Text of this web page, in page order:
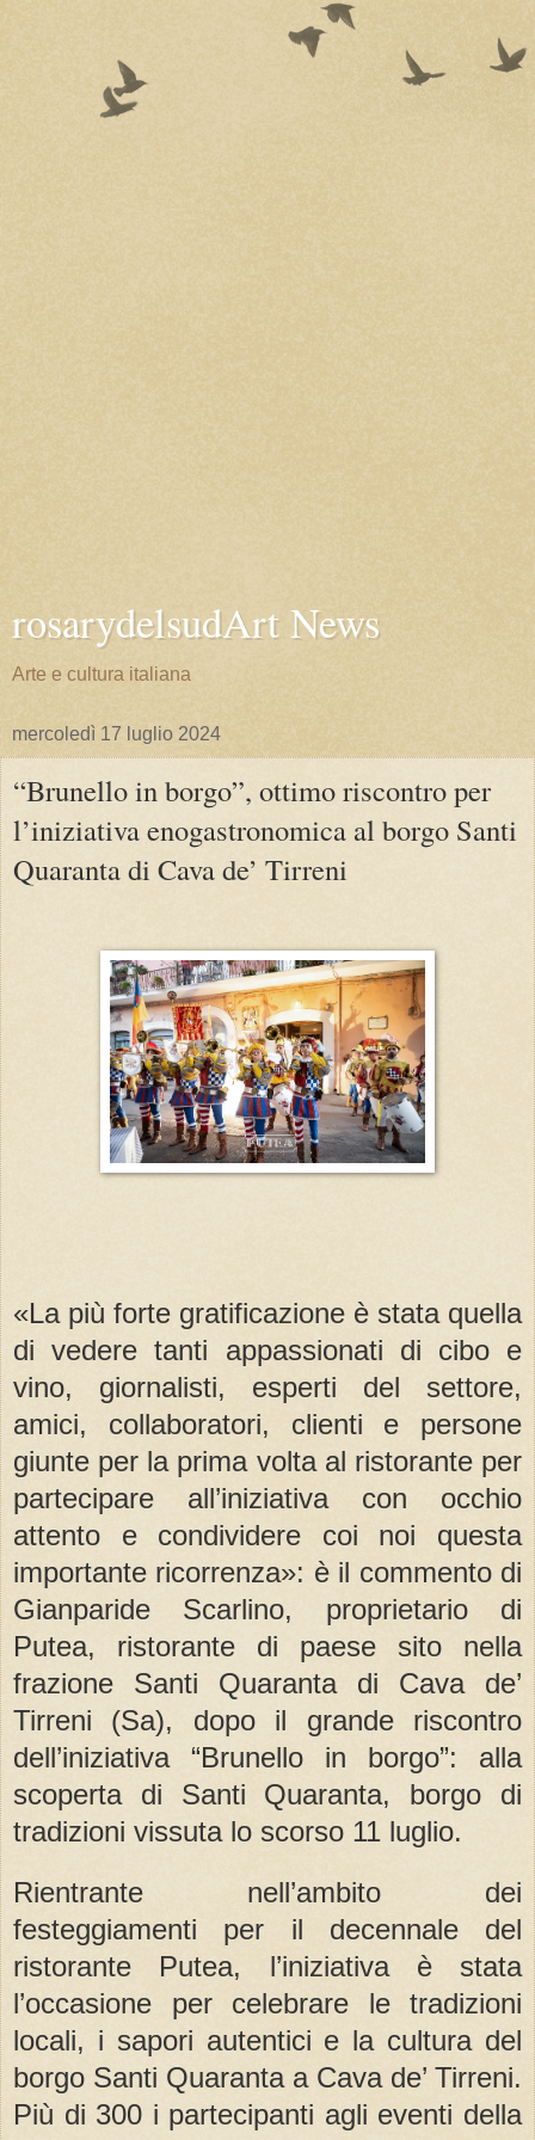
rosarydelsudArt News
Arte e cultura italiana
mercoledì 17 luglio 2024
“Brunello in borgo”, ottimo riscontro per
l’iniziativa enogastronomica al borgo Santi
Quaranta di Cava de’ Tirreni
«La più forte gratificazione è stata quella
di vedere tanti appassionati di cibo e
vino, giornalisti, esperti del settore,
amici, collaboratori, clienti e persone
giunte per la prima volta al ristorante per
partecipare all’iniziativa con occhio
attento e condividere coi noi questa
importante ricorrenza»: è il commento di
Gianparide Scarlino, proprietario di
Putea, ristorante di paese sito nella
frazione Santi Quaranta di Cava de’
Tirreni (Sa), dopo il grande riscontro
dell’iniziativa “Brunello in borgo”: alla
scoperta di Santi Quaranta, borgo di
tradizioni vissuta lo scorso 11 luglio.
Rientrante nell’ambito dei
festeggiamenti per il decennale del
ristorante Putea, l’iniziativa è stata
l’occasione per celebrare le tradizioni
locali, i sapori autentici e la cultura del
borgo Santi Quaranta a Cava de’ Tirreni.
Più di 300 i partecipanti agli eventi della